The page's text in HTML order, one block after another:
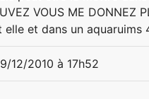
VOUS ME DONNEZ
elle et dans un aquaruims
12/2010 à 17h52